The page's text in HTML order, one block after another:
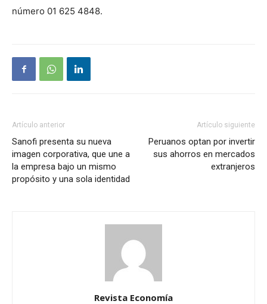
número 01 625 4848.
Artículo anterior
Sanofi presenta su nueva
imagen corporativa, que une a
la empresa bajo un mismo
propósito y una sola identidad
Artículo siguiente
Peruanos optan por invertir
sus ahorros en mercados
extranjeros
Revista Economía